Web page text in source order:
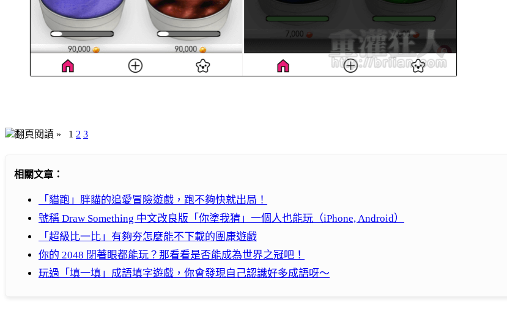
翻頁閱讀 » 1 2 3
相關文章：
「貓跑」胖貓的追愛冒險遊戲，跑不夠快就出局！
號稱 Draw Something 中文改良版「你塗我猜」一個人也能玩（iPhone, Android）
「超級比一比」有夠夯怎麼能不下載的團康遊戲
你的 2048 閉著眼都能玩？那看看是否能成為世界之冠吧！
玩過「填一填」成語填字遊戲，你會發現自己認識好多成語呀～